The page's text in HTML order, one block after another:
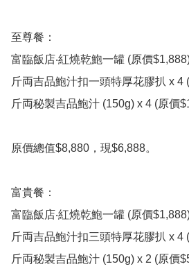
至尊餐：
富臨飯店‧紅燒乾鮑一罐 (原價
斤両吉品鮑汁扣一頭特厚花膠扒 x 4
斤両秘製吉品鮑汁 (150g) x 4 (原價
原價總值$8,880，現$6,888。
富貴餐：
富臨飯店‧紅燒乾鮑一罐 (原價
斤両吉品鮑汁扣三頭特厚花膠扒 x 4
斤両秘製吉品鮑汁 (150g) x 2 (原價